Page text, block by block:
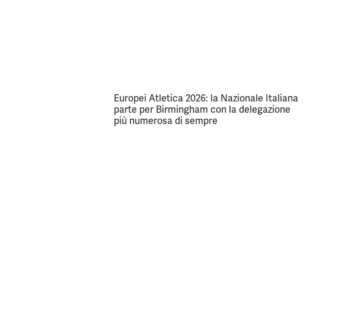
Europei Atletica 2026: la Nazionale Italiana
parte per Birmingham con la delegazione
più numerosa di sempre